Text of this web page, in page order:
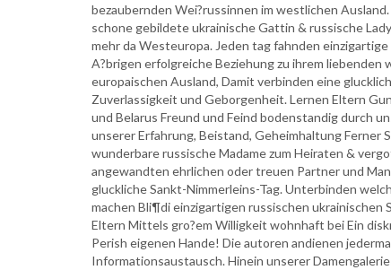
bezaubernden Wei?russinnen im westlichen
schone gebildete ukrainische Gattin & russische
mehr da Westeuropa. Jeden tag fahnden
A?brigen erfolgreiche Beziehung zu ihrem
europaischen Ausland, Damit verbinden eine
Zuverlassigkeit und Geborgenheit. Lernen Eltern
und Belarus Freund und Feind bodenstandig durch
unserer Erfahrung, Beistand, Geheimhaltung Ferner
wunderbare russische Madame zum Heiraten &
angewandten ehrlichen oder treuen Partner und
gluckliche Sankt-Nimmerleins-Tag. Unterbinden
machen Bli¶di einzigartigen russischen
Eltern Mittels gro?em Willigkeit wohnhaft bei Ein
Perish eigenen Hande! Die autoren andienen
Informationsaustausch. Hinein unserer